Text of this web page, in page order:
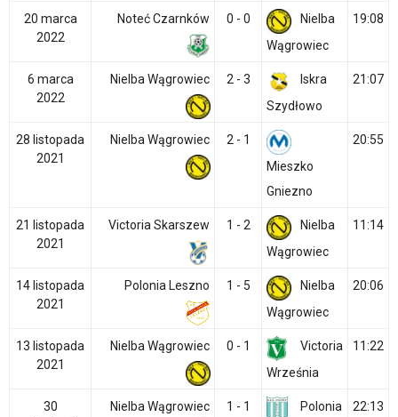
20 marca
2022
Noteć Czarnków 0 - 0
Nielba
Wągrowiec
19:08
6 marca
2022
Nielba Wągrowiec 2 - 3
Iskra
Szydłowo
21:07
28 listopada
2021
Nielba Wągrowiec
2 - 1
Mieszko
Gniezno
20:55
21 listopada
2021
Victoria Skarszew 1 - 2
Nielba
Wągrowiec
11:14
14 listopada
2021
Polonia Leszno 1 - 5
Nielba
Wągrowiec
20:06
13 listopada
2021
Nielba Wągrowiec 0 - 1
Victoria
Września
11:22
30
Nielba Wągrowiec 1 - 1
Polonia
22:13